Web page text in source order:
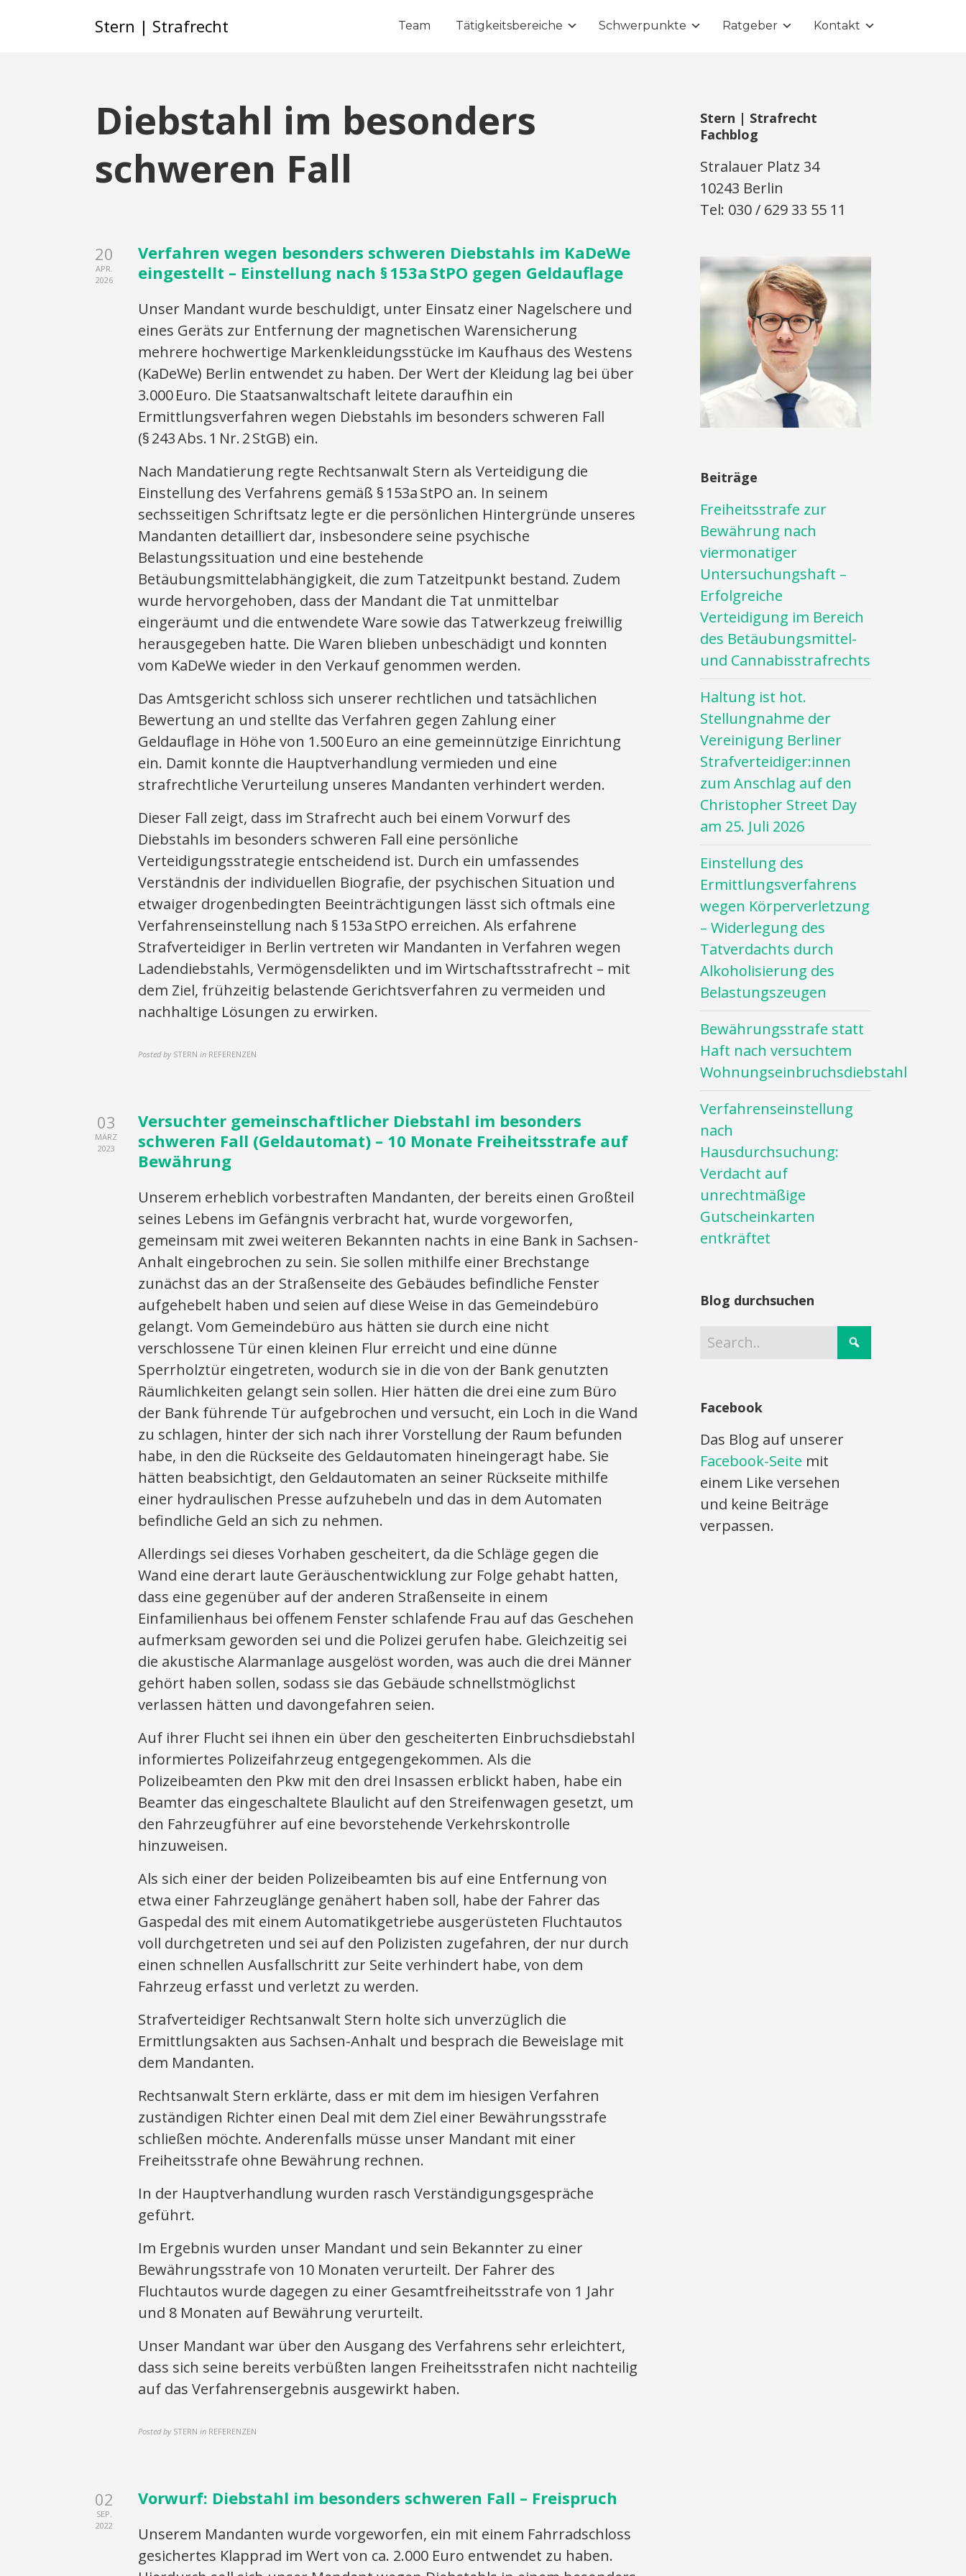
Stern | Strafrecht Team Tätigkeitsbereiche Schwerpunkte Ratgeber Kontakt
Diebstahl im besonders
schweren Fall
20
APR.
2026
Verfahren wegen besonders schweren Diebstahls im KaDeWe
eingestellt – Einstellung nach § 153a StPO gegen Geldauflage
Unser Mandant wurde beschuldigt, unter Einsatz einer Nagelschere und
eines Geräts zur Entfernung der magnetischen Warensicherung
mehrere hochwertige Markenkleidungsstücke im Kaufhaus des Westens
(KaDeWe) Berlin entwendet zu haben. Der Wert der Kleidung lag bei über
3.000 Euro. Die Staatsanwaltschaft leitete daraufhin ein
Ermittlungsverfahren wegen Diebstahls im besonders schweren Fall
(§ 243 Abs. 1 Nr. 2 StGB) ein.
Nach Mandatierung regte Rechtsanwalt Stern als Verteidigung die
Einstellung des Verfahrens gemäß § 153a StPO an. In seinem
sechsseitigen Schriftsatz legte er die persönlichen Hintergründe unseres
Mandanten detailliert dar, insbesondere seine psychische
Belastungssituation und eine bestehende
Betäubungsmittelabhängigkeit, die zum Tatzeitpunkt bestand. Zudem
wurde hervorgehoben, dass der Mandant die Tat unmittelbar
eingeräumt und die entwendete Ware sowie das Tatwerkzeug freiwillig
herausgegeben hatte. Die Waren blieben unbeschädigt und konnten
vom KaDeWe wieder in den Verkauf genommen werden.
Das Amtsgericht schloss sich unserer rechtlichen und tatsächlichen
Bewertung an und stellte das Verfahren gegen Zahlung einer
Geldauflage in Höhe von 1.500 Euro an eine gemeinnützige Einrichtung
ein. Damit konnte die Hauptverhandlung vermieden und eine
strafrechtliche Verurteilung unseres Mandanten verhindert werden.
Dieser Fall zeigt, dass im Strafrecht auch bei einem Vorwurf des
Diebstahls im besonders schweren Fall eine persönliche
Verteidigungsstrategie entscheidend ist. Durch ein umfassendes
Verständnis der individuellen Biografie, der psychischen Situation und
etwaiger drogenbedingten Beeinträchtigungen lässt sich oftmals eine
Verfahrenseinstellung nach § 153a StPO erreichen. Als erfahrene
Strafverteidiger in Berlin vertreten wir Mandanten in Verfahren wegen
Ladendiebstahls, Vermögensdelikten und im Wirtschaftsstrafrecht – mit
dem Ziel, frühzeitig belastende Gerichtsverfahren zu vermeiden und
nachhaltige Lösungen zu erwirken.
Posted by STERN in REFERENZEN
03
MÄRZ
2023
Versuchter gemeinschaftlicher Diebstahl im besonders
schweren Fall (Geldautomat) – 10 Monate Freiheitsstrafe auf
Bewährung
Unserem erheblich vorbestraften Mandanten, der bereits einen Großteil
seines Lebens im Gefängnis verbracht hat, wurde vorgeworfen,
gemeinsam mit zwei weiteren Bekannten nachts in eine Bank in Sachsen-
Anhalt eingebrochen zu sein. Sie sollen mithilfe einer Brechstange
zunächst das an der Straßenseite des Gebäudes befindliche Fenster
aufgehebelt haben und seien auf diese Weise in das Gemeindebüro
gelangt. Vom Gemeindebüro aus hätten sie durch eine nicht
verschlossene Tür einen kleinen Flur erreicht und eine dünne
Sperrholztür eingetreten, wodurch sie in die von der Bank genutzten
Räumlichkeiten gelangt sein sollen. Hier hätten die drei eine zum Büro
der Bank führende Tür aufgebrochen und versucht, ein Loch in die Wand
zu schlagen, hinter der sich nach ihrer Vorstellung der Raum befunden
habe, in den die Rückseite des Geldautomaten hineingeragt habe. Sie
hätten beabsichtigt, den Geldautomaten an seiner Rückseite mithilfe
einer hydraulischen Presse aufzuhebeln und das in dem Automaten
befindliche Geld an sich zu nehmen.
Allerdings sei dieses Vorhaben gescheitert, da die Schläge gegen die
Wand eine derart laute Geräuschentwicklung zur Folge gehabt hatten,
dass eine gegenüber auf der anderen Straßenseite in einem
Einfamilienhaus bei offenem Fenster schlafende Frau auf das Geschehen
aufmerksam geworden sei und die Polizei gerufen habe. Gleichzeitig sei
die akustische Alarmanlage ausgelöst worden, was auch die drei Männer
gehört haben sollen, sodass sie das Gebäude schnellstmöglichst
verlassen hätten und davongefahren seien.
Auf ihrer Flucht sei ihnen ein über den gescheiterten Einbruchsdiebstahl
informiertes Polizeifahrzeug entgegengekommen. Als die
Polizeibeamten den Pkw mit den drei Insassen erblickt haben, habe ein
Beamter das eingeschaltete Blaulicht auf den Streifenwagen gesetzt, um
den Fahrzeugführer auf eine bevorstehende Verkehrskontrolle
hinzuweisen.
Als sich einer der beiden Polizeibeamten bis auf eine Entfernung von
etwa einer Fahrzeuglänge genähert haben soll, habe der Fahrer das
Gaspedal des mit einem Automatikgetriebe ausgerüsteten Fluchtautos
voll durchgetreten und sei auf den Polizisten zugefahren, der nur durch
einen schnellen Ausfallschritt zur Seite verhindert habe, von dem
Fahrzeug erfasst und verletzt zu werden.
Strafverteidiger Rechtsanwalt Stern holte sich unverzüglich die
Ermittlungsakten aus Sachsen-Anhalt und besprach die Beweislage mit
dem Mandanten.
Rechtsanwalt Stern erklärte, dass er mit dem im hiesigen Verfahren
zuständigen Richter einen Deal mit dem Ziel einer Bewährungsstrafe
schließen möchte. Anderenfalls müsse unser Mandant mit einer
Freiheitsstrafe ohne Bewährung rechnen.
In der Hauptverhandlung wurden rasch Verständigungsgespräche
geführt.
Im Ergebnis wurden unser Mandant und sein Bekannter zu einer
Bewährungsstrafe von 10 Monaten verurteilt. Der Fahrer des
Fluchtautos wurde dagegen zu einer Gesamtfreiheitsstrafe von 1 Jahr
und 8 Monaten auf Bewährung verurteilt.
Unser Mandant war über den Ausgang des Verfahrens sehr erleichtert,
dass sich seine bereits verbüßten langen Freiheitsstrafen nicht nachteilig
auf das Verfahrensergebnis ausgewirkt haben.
Posted by STERN in REFERENZEN
02
SEP.
2022
Vorwurf: Diebstahl im besonders schweren Fall – Freispruch
Unserem Mandanten wurde vorgeworfen, ein mit einem Fahrradschloss
gesichertes Klapprad im Wert von ca. 2.000 Euro entwendet zu haben.
Stern | Strafrecht
Fachblog
Stralauer Platz 34
10243 Berlin
Tel: 030 / 629 33 55 11
Beiträge
Freiheitsstrafe zur
Bewährung nach
viermonatiger
Untersuchungshaft –
Erfolgreiche
Verteidigung im Bereich
des Betäubungsmittel-
und Cannabisstrafrechts
Haltung ist hot.
Stellungnahme der
Vereinigung Berliner
Strafverteidiger:innen
zum Anschlag auf den
Christopher Street Day
am 25. Juli 2026
Einstellung des
Ermittlungsverfahrens
wegen Körperverletzung
– Widerlegung des
Tatverdachts durch
Alkoholisierung des
Belastungszeugen
Bewährungsstrafe statt
Haft nach versuchtem
Wohnungseinbruchsdiebstahl
Verfahrenseinstellung
nach
Hausdurchsuchung:
Verdacht auf
unrechtmäßige
Gutscheinkarten
entkräftet
Blog durchsuchen
Facebook
Das Blog auf unserer
Facebook-Seite mit
einem Like versehen
und keine Beiträge
verpassen.